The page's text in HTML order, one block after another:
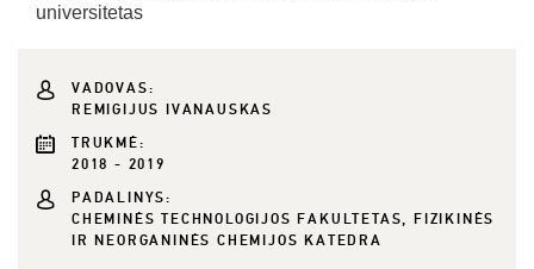
universitetas
VADOVAS:
REMIGIJUS IVANAUSKAS
TRUKMĖ:
2018 - 2019
PADALINYS:
CHEMINĖS TECHNOLOGIJOS FAKULTETAS, FIZIKINĖS
IR NEORGANINĖS CHEMIJOS KATEDRA